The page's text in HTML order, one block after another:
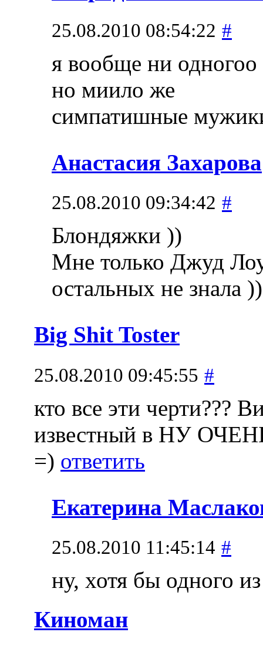
25.08.2010 08:54:22 #
я вообще ни
но миило же
симпатишные
Анастасия Захарова
25.08.2010 09:34:42 #
Блондяжки ))
Мне только Джуд
остальных не знала
Big Shit Toster
25.08.2010 09:45:55 #
кто все эти черти???
известный в НУ
=) ответить
Екатерина
25.08.2010 11:45:14 #
ну, хотя бы одного
Киноман